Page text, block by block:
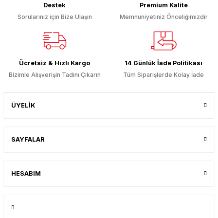
Destek
Sorularınız için Bize Ulaşın
Premium Kalite
Memnuniyetiniz Önceliğimizdir
Ücretsiz & Hızlı Kargo
Bizimle Alışverişin Tadını Çıkarın
14 Günlük İade Politikası
Tüm Siparişlerde Kolay İade
ÜYELİK
SAYFALAR
HESABIM